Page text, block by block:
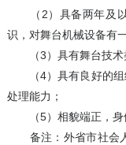
（2）具备两年及以
识，对舞台机械设备有
（3）具有舞台技术
（4）具有良好的组
处理能力；
（5）相貌端正，身
备注：外省市社会人